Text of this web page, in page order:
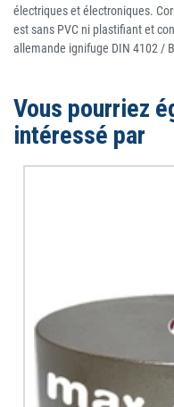
électriques et électroniques.
est sans PVC ni plastifiant et
allemande ignifuge DIN 4102 /
Vous pourriez
intéressé par